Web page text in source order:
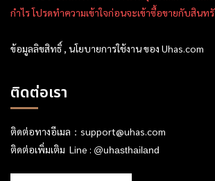
กำไร โปรดทำความเข้าใจก่อนจะเข้าซื้อขายกับสิน
ข้อมูลลิขสิทธิ์ , นโยบายการใช้งาน ของ Uhas.com
ติดต่อเรา
ติดต่อทางอีเมล： support@uhas.com
ติดต่อเพิ่มเติม Line : @uhasthailand